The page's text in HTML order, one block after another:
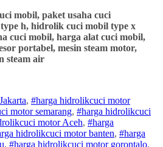
mobil, paket usaha cuci
h, hidrolik cuci mobil type x
cuci mobil, harga alat cuci mobil,
portabel, mesin steam motor,
steam air
, #harga hidrolikcuci motor
motorsemarang, #harga hidrolikcuci
cuci motorAceh, #harga
hidrolikcuci motorbanten, #harga
, #harga hidrolikcuci motorgorontalo,